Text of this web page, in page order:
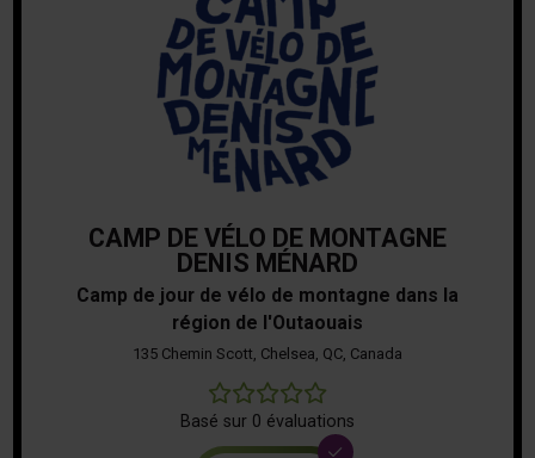
CAMP DE VÉLO DE MONTAGNE
DENIS MÉNARD
Camp de jour de vélo de montagne dans la
région de l'Outaouais
135 Chemin Scott, Chelsea, QC, Canada
Basé sur 0 évaluations